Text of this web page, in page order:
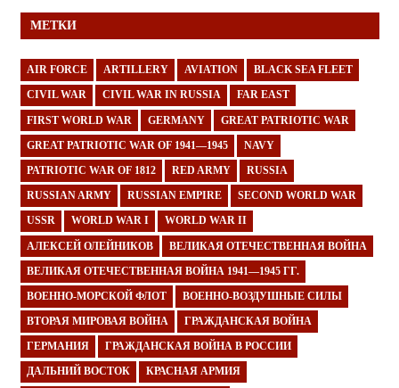
МЕТКИ
AIR FORCE ARTILLERY AVIATION BLACK SEA FLEET
CIVIL WAR CIVIL WAR IN RUSSIA FAR EAST
FIRST WORLD WAR GERMANY GREAT PATRIOTIC WAR
GREAT PATRIOTIC WAR OF 1941—1945 NAVY
PATRIOTIC WAR OF 1812 RED ARMY RUSSIA
RUSSIAN ARMY RUSSIAN EMPIRE SECOND WORLD WAR
USSR WORLD WAR I WORLD WAR II
АЛЕКСЕЙ ОЛЕЙНИКОВ ВЕЛИКАЯ ОТЕЧЕСТВЕННАЯ ВОЙНА
ВЕЛИКАЯ ОТЕЧЕСТВЕННАЯ ВОЙНА 1941—1945 ГГ.
ВОЕННО-МОРСКОЙ ФЛОТ ВОЕННО-ВОЗДУШНЫЕ СИЛЫ
ВТОРАЯ МИРОВАЯ ВОЙНА ГРАЖДАНСКАЯ ВОЙНА
ГЕРМАНИЯ ГРАЖДАНСКАЯ ВОЙНА В РОССИИ
ДАЛЬНИЙ ВОСТОК КРАСНАЯ АРМИЯ